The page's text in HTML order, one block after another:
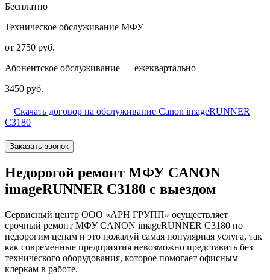
Бесплатно
Техническое обслуживание МФУ
от 2750 руб.
Абонентское обслуживание — ежеквартально
3450 руб.
Скачать договор на обслуживание Canon imageRUNNER
C3180
Заказать звонок
Недорогой ремонт МФУ CANON
imageRUNNER C3180 с выездом
Сервисный центр ООО «АРН ГРУПП» осуществляет
срочный ремонт МФУ CANON imageRUNNER C3180 по
недорогим ценам и это пожалуй самая популярная услуга, так
как современные предприятия невозможно представить без
технического оборудования, которое помогает офисным
клеркам в работе.